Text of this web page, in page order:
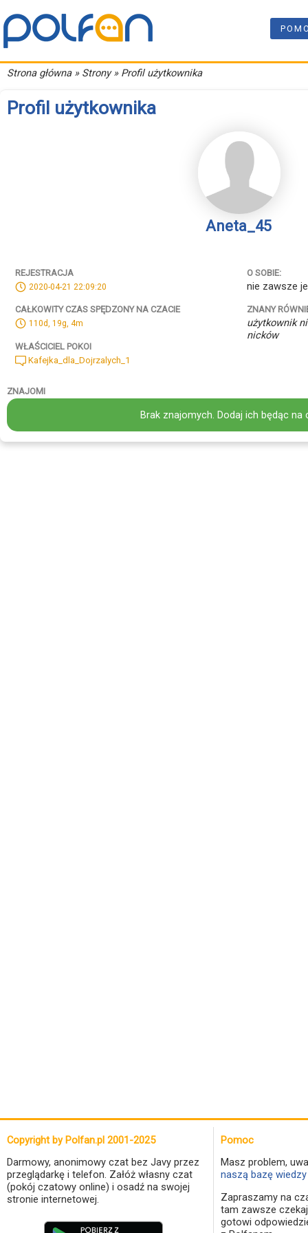
Strona główna» Strony » Profil użytkownika
Profil użytkownika
Aneta_45
REJESTRACJA
2020-04-21 22:09:20
CAŁKOWITY CZAS SPĘDZONY NA CZACIE
110d, 19g, 4m
WŁAŚCICIEL POKOI
Kafejka_dla_Dojrzalych_1
O SOBIE:
nie zawsze
ZNANY
użytkownik
nicków
ZNAJOMI
Brak znajomych. Dodaj ich będąc na
Copyright by Polfan.pl 2001-2025
Darmowy, anonimowy czat bez Javy przez
przeglądarkę i telefon. Załóż własny czat
(pokój czatowy online) i osadź na swojej
stronie internetowej.
Pomoc
Masz problem,
naszą bazę
Zapraszamy na
tam zawsze
gotowi